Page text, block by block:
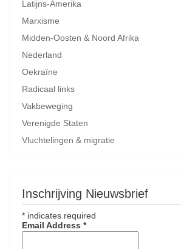
Latijns-Amerika
Marxisme
Midden-Oosten & Noord Afrika
Nederland
Oekraïne
Radicaal links
Vakbeweging
Verenigde Staten
Vluchtelingen & migratie
Inschrijving Nieuwsbrief
* indicates required
Email Address *